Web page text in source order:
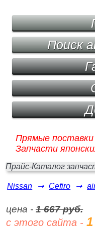
Поиск
Прямые поставки
Запчасти
Прайс-Каталог
Nissan ➞ Cefiro ➞
цена -1 667 руб.
с этого сайта -